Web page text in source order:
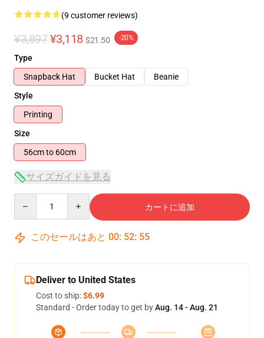
(9 customer reviews)
¥3,897 ¥3,118 $21.50 -20%
Type
Snapback Hat
Bucket Hat
Beanie
Style
Printing
Size
56cm to 60cm
サイズガイドを見る
カートに追加
このセールはあと 00: 52: 54
Deliver to United States
Cost to ship:$6.99
Standard - Order today to get byAug. 14 - Aug. 21